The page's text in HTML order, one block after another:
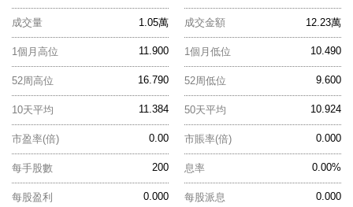
1.05萬
成交量 12.23萬
成交金額
11.900
1個月高位 10.490
1個月低位
16.790
52周高位 9.600
52周低位
11.384
10天平均 10.924
50天平均
0.00
市盈率(倍) 0.000
市賬率(倍)
200
每手股數 0.00%
息率
0.000
每股盈利 0.000
每股派息